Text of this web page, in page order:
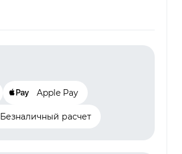
Apple Pay
Безналичный расчет